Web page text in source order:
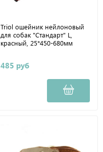
Triol ошейник нейлоновый
для собак "Стандарт" L,
красный, 25*450-680мм
485 руб